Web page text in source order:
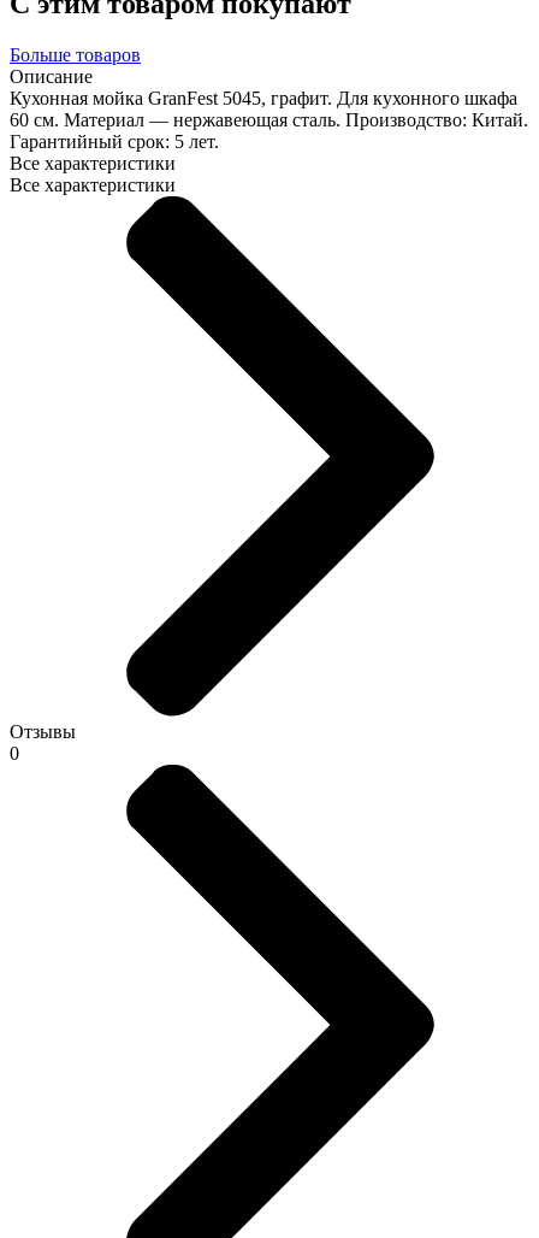
Больше товаров
Описание
Кухонная мойка GranFest 5045, графит. Для кухонного шкафа
60 см. Материал — нержавеющая сталь. Производство: Китай.
Гарантийный срок: 5 лет.
Все характеристики
Все характеристики
Отзывы
0